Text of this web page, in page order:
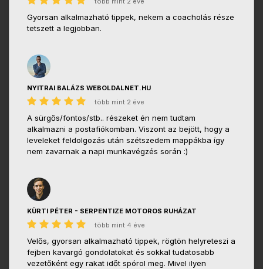
Gyorsan alkalmazható tippek, nekem a coacholás része
tetszett a legjobban.
NYITRAI BALÁZS WEBOLDALNET.HU
több mint 2 éve
A sürgős/fontos/stb.. részeket én nem tudtam
alkalmazni a postafiókomban. Viszont az bejött, hogy a
leveleket feldolgozás után szétszedem mappákba így
nem zavarnak a napi munkavégzés során :)
KÜRTI PÉTER - SERPENTIZE MOTOROS RUHÁZAT
több mint 4 éve
Velős, gyorsan alkalmazható tippek, rögtön helyreteszi a
fejben kavargó gondolatokat és sokkal tudatosabb
vezetőként egy rakat időt spórol meg. Mivel ilyen